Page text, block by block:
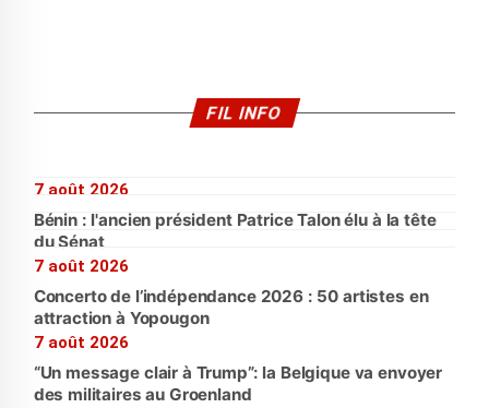
FIL INFO
7 août 2026
Bénin : l'ancien président Patrice Talon élu à la tête
du Sénat
7 août 2026
Concerto de l’indépendance 2026 : 50 artistes en
attraction à Yopougon
7 août 2026
“Un message clair à Trump”: la Belgique va envoyer
des militaires au Groenland